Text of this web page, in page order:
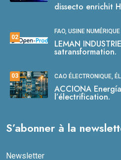
dissecto enrichit
02
FAO, USINE NUMÉRIQUE
LEMAN
satransformation.
03 CAO ÉLECTRONIQUE,
ACCIONA
l’électrification.
S’abonner à la
Newsletter